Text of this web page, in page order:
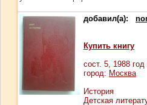
добавил(а):
Купить книгу
сост. 5, 1988
город: Москва
История
Детская